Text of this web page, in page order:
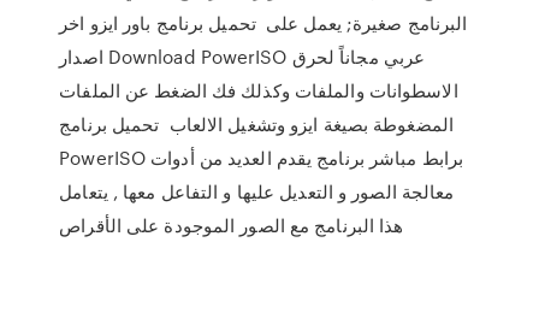
البرنامج صغيرة; يعمل على تحميل برنامج باور ايزو اخر
اصدار Download PowerISO عربي مجاناً لحرق
الاسطوانات والملفات وكذلك فك الضغط عن الملفات
المضغوطة بصيغة ايزو وتشغيل الالعاب تحميل برنامج
PowerISO برابط مباشر برنامج يقدم العديد من أدوات
معالجة الصور و التعديل عليها و التفاعل معها , يتعامل